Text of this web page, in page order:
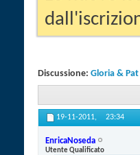
Discussione: Gloria &
19-11-2011, 23:34
EnricaNoseda
Utente Qualificato